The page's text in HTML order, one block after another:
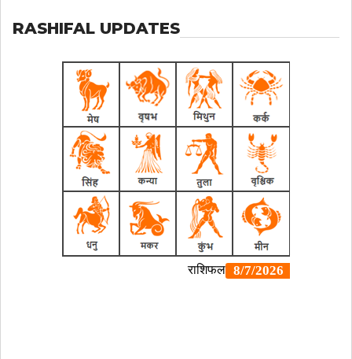
RASHIFAL UPDATES